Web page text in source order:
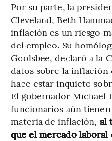
Por su parte, la
Cleveland, Beth
inflación es un riesgo
del empleo. Su
Goolsbee, declaró a la
datos sobre la
hace estar inquieto
El gobernador Michael
funcionarios aún
materia de inflación, al
que el mercado laboral